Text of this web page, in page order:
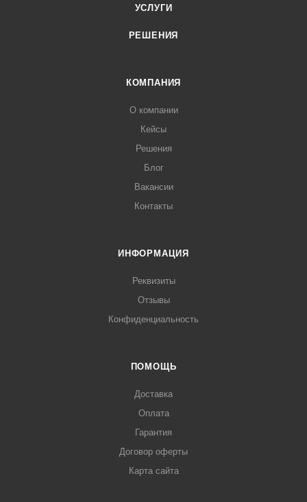
УСЛУГИ
РЕШЕНИЯ
КОМПАНИЯ
О компании
Кейсы
Решения
Блог
Вакансии
Контакты
ИНФОРМАЦИЯ
Реквизиты
Отзывы
Конфиденциальность
ПОМОЩЬ
Доставка
Оплата
Гарантия
Договор оферты
Карта сайта